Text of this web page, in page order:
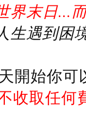
界末日...
生遇到困
開始你
收取任何